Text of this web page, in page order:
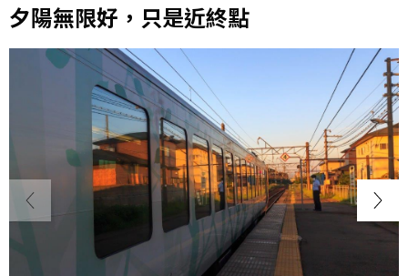
夕陽無限好，只是近終點